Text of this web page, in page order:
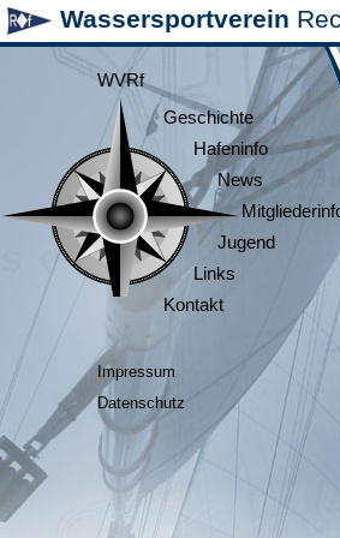
Wassersportverein
WVRf
Geschichte
Hafeninfo
News
Jugend
Links
Kontakt
Impressum
Datenschutz